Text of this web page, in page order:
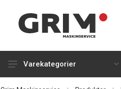
Gress- og plenbearbeiding
Varekategorier